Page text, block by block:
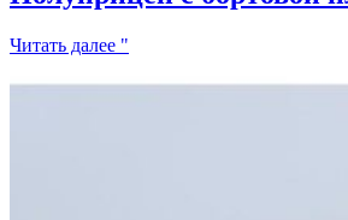
Читать далее "